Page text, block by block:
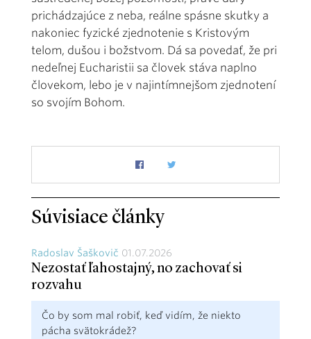
prichádzajúce z neba, reálne spásne skutky a
nakoniec fyzické zjednotenie s Kristovým
telom, dušou i božstvom. Dá sa povedať, že pri
nedeľnej Eucharistii sa človek stáva naplno
človekom, lebo je v najintímnejšom zjednotení
so svojím Bohom.
Súvisiace články
Radoslav Šaškovič 01.07.2026
Nezostať ľahostajný, no zachovať si
rozvahu
Čo by som mal robiť, keď vidím, že niekto
pácha svätokrádež?